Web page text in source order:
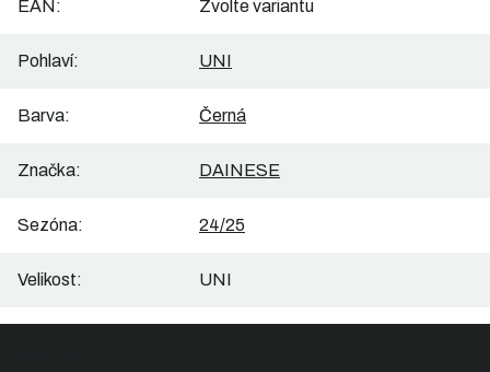
EAN: Zvolte variantu
Pohlaví: UNI
Barva: Černá
Značka: DAINESE
Sezóna: 24/25
Velikost: UNI